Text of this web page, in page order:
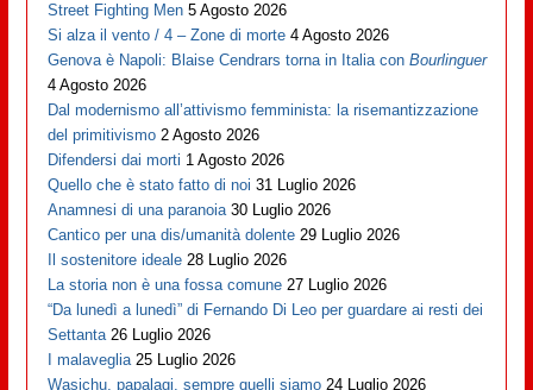
Street Fighting Men 5 Agosto 2026
Si alza il vento / 4 – Zone di morte 4 Agosto 2026
Genova è Napoli: Blaise Cendrars torna in Italia conBourlinguer
4 Agosto 2026
Dal modernismo all’attivismo femminista: la risemantizzazione
del primitivismo 2 Agosto 2026
Difendersi dai morti 1 Agosto 2026
Quello che è stato fatto di noi 31 Luglio 2026
Anamnesi di una paranoia 30 Luglio 2026
Cantico per una dis/umanità dolente 29 Luglio 2026
Il sostenitore ideale 28 Luglio 2026
La storia non è una fossa comune 27 Luglio 2026
“Da lunedì a lunedì” di Fernando Di Leo per guardare ai resti dei
Settanta 26 Luglio 2026
I malaveglia 25 Luglio 2026
Wasichu, papalagi, sempre quelli siamo 24 Luglio 2026